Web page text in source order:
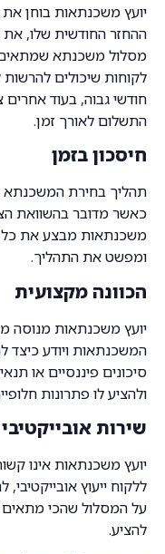
יועץ משכנתאות בוחן
ההחזר החודשית שלו, את
מסלול משכנתא שמתאים
לקוחות שיכולים
חודשי גבוה, בעוד
התשלום לאורך זמן.
חיסכון בזמן
תהליך בחירת המשכנתא
כאשר מדובר בהשוואת
משכנתאות מבצע את כל
ומפשט את התהליך.
הכוונה מקצועית
יועץ משכנתאות מנוסה
המשכנתאות ויודע כיצד
סיכונים פיננסיים או
ולהציע לו פתרונות
שירות אובייקטיבי
יועץ משכנתאות אינו
ללקוח ייעוץ
על המסלול שהכי
להציע.